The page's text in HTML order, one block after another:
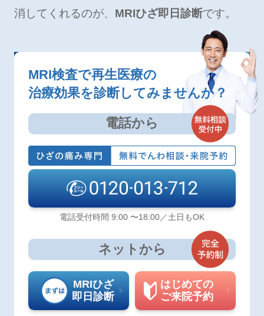
消してくれるのが、 MRIひざ即日診断です。
MRI検査で再生医療の
治療効果を診断してみませんか？
電話から
電話受付時間 9:00 〜18:00／土日もOK
ネットから
MRIひざ
即日診断
はじめての
ご来院予約